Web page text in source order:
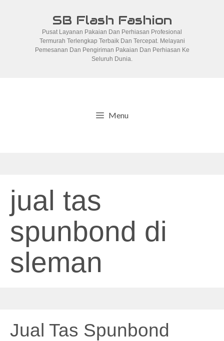
SB Flash Fashion
Pusat Layanan Pakaian Dan Perhiasan Profesional
Termurah Terlengkap Terbaik Dan Tercepat. Melayani
Pemesanan Dan Pengiriman Pakaian Dan Perhiasan Ke
Seluruh Dunia.
Menu
jual tas
spunbond di
sleman
Jual Tas Spunbond